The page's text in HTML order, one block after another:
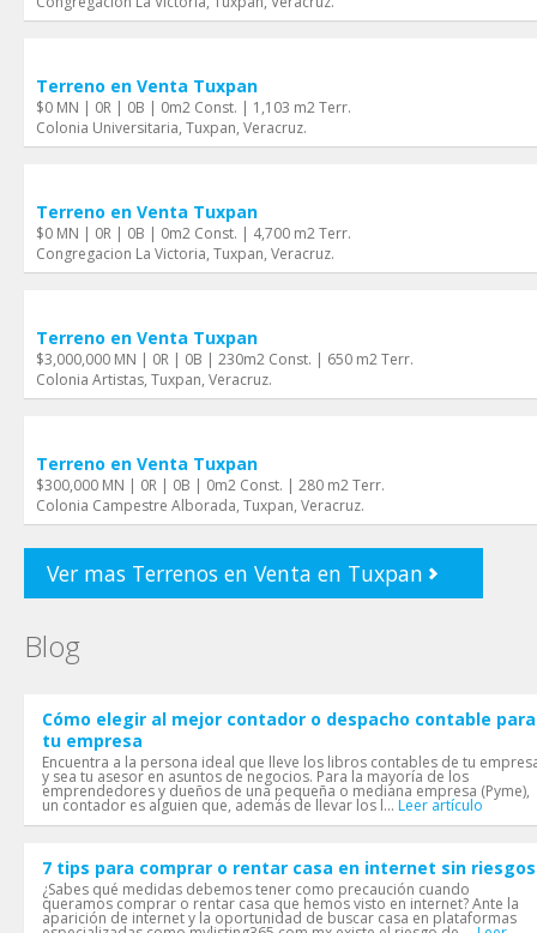
Terreno en Venta Tuxpan
$0 MN | 0R | 0B | 0m2 Const. | 1,103 m2 Terr.
Colonia Universitaria, Tuxpan, Veracruz.
Terreno en Venta Tuxpan
$0 MN | 0R | 0B | 0m2 Const. | 4,700 m2 Terr.
Congregacion La Victoria, Tuxpan, Veracruz.
Terreno en Venta Tuxpan
$3,000,000 MN | 0R | 0B | 230m2 Const. | 650 m2 Terr.
Colonia Artistas, Tuxpan, Veracruz.
Terreno en Venta Tuxpan
$300,000 MN | 0R | 0B | 0m2 Const. | 280 m2 Terr.
Colonia Campestre Alborada, Tuxpan, Veracruz.
Ver mas Terrenos en Venta en Tuxpan
Blog
Cómo elegir al mejor contador o despacho contable para
tu empresa
Encuentra a la persona ideal que lleve los libros contables de tu
y sea tu asesor en asuntos de negocios. Para la mayoría de los
emprendedores y dueños de una pequeña o mediana empresa (Pyme),
un contador es alguien que, además de llevar los l... Leer artículo
7 tips para comprar o rentar casa en internet sin riesgos
¿Sabes qué medidas debemos tener como precaución cuando
queramos comprar o rentar casa que hemos visto en internet? Ante la
aparición de internet y la oportunidad de buscar casa en plataformas